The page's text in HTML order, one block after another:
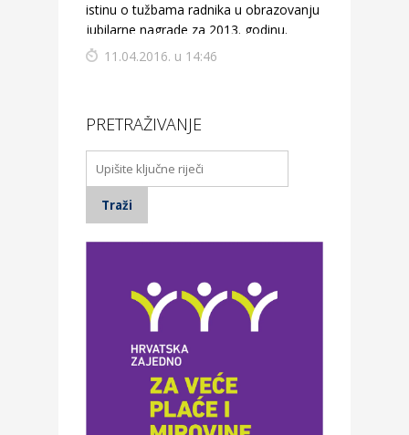
istinu o tužbama radnika u obrazovanju za
jubilarne nagrade za 2013. godinu.
11.04.2016. u 14:46
PRETRAŽIVANJE